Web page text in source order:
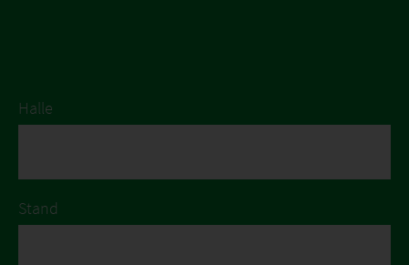
Halle
Stand